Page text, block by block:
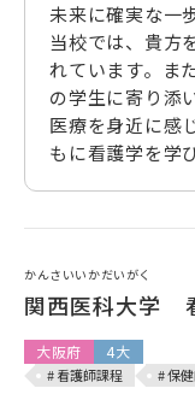
未来に確実な一
当校では、貴方
れています。ま
の学生に寄り添
医療を身近に感
もに看護学を学
かんさいいかだいがく
関西医科大学
大阪府 4大
# 看護師課程 # 保